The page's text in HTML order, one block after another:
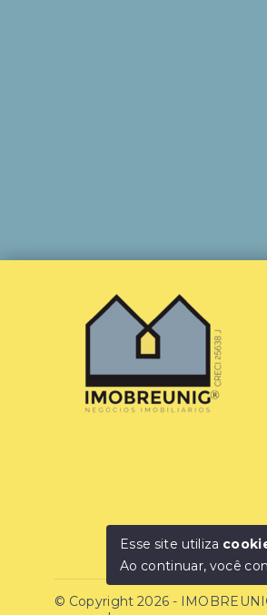
© Copyright 2026 -
Esse site utiliza
Ao continuar, você